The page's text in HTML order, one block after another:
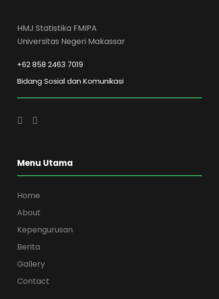
HMJ Statistika FMIPA
Universitas Negeri Makassar
+62 858 2463 7019
Bidang Sosial dan Komunikasi
Menu Utama
Home
About
Kepengurusan
Berita
Gallery
Contact